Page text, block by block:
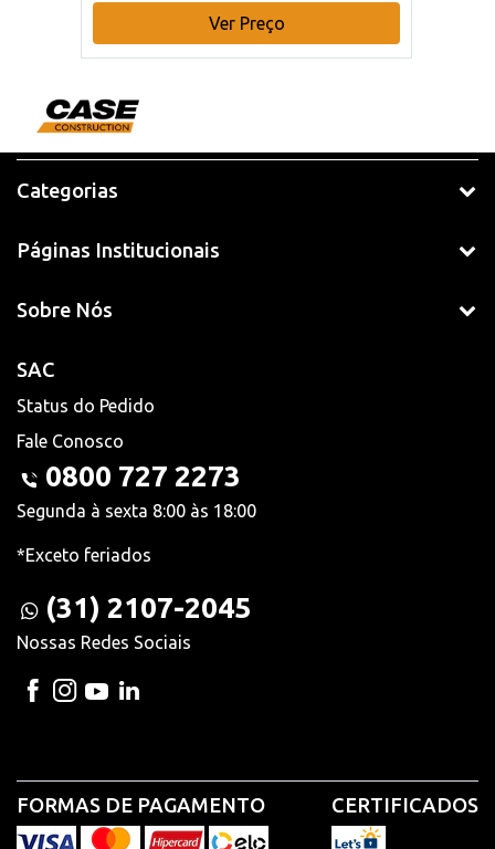
Ver Preço
Categorias
Páginas Institucionais
Sobre Nós
SAC
Status do Pedido
Fale Conosco
0800 727 2273
Segunda à sexta 8:00 às 18:00
*Exceto feriados
(31) 2107-2045
Nossas Redes Sociais
FORMAS DE PAGAMENTO CERTIFICADOS